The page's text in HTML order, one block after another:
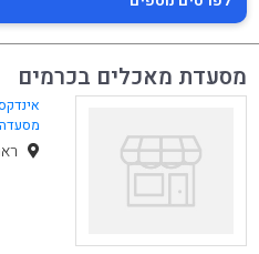
מסעדת מאכלים בכרמים